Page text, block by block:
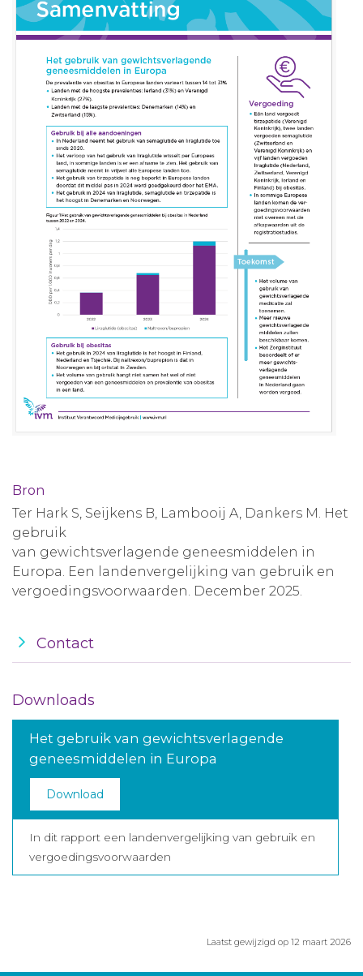
Bron
Ter Hark S, Seijkens B, Lambooij A, Dankers M. Het
gebruik
van gewichtsverlagende geneesmiddelen in
Europa. Een landenvergelijking van gebruik en
vergoedingsvoorwaarden. December 2025.
Contact
Downloads
Het gebruik van gewichtsverlagende
geneesmiddelen in Europa
Download
In dit rapport een landenvergelijking van gebruik en
vergoedingsvoorwaarden
Laatst gewijzigd op 12 maart 2026